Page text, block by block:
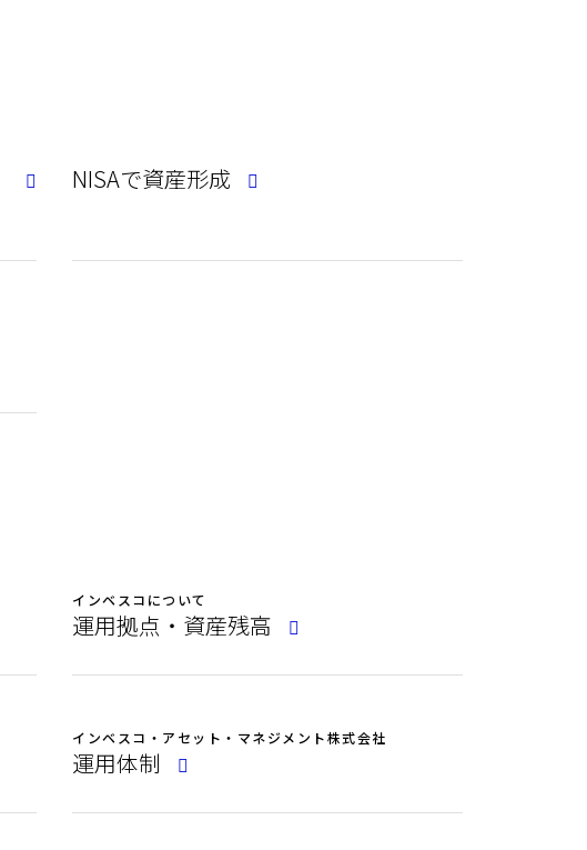
NISAで資産形成
インベスコについて
運用拠点・資産残高
インベスコ・アセット・マネジメント株式会社
運用体制